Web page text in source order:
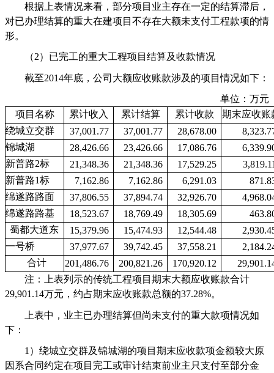
根据上表情况来看，部分项目业主存在一定的结算滞后，
对已办理结算的重大在建项目不存在大额未支付工程款项的情
形。
（2）已完工的重大工程项目结算及收款情况
截至2014年底，公司大额应收账款涉及的项目情况如下：
单位：万元
项目名称
累计收入 累计结算 累计收款
期末应收账
绕城立交群
37,001.77 37,001.77 28,678.00
锦城湖
28,426.66 23,426.66 17,086.76
新普路2标 21,348.36 21,348.36 17,529.25
新普路1标 7,162.86 7,162.86 6,291.03
绵遂路路面
37,806.55 37,894.74 32,926.70
绵遂路路基
18,523.67 18,769.49 18,305.69
蜀都大道东
15,379.96 15,474.93 12,544.48
一号桥
37,977.67 39,742.45 37,558.21
合计
201,486.76 200,821.26 170,920.12
注：上表列示的传统工程项目期末大额应收账款合计
29,901.14万元，约占期末应收账款总额的37.28%。
上表中，业主已办理结算但尚未支付的重大款项情况如
下：
1 ）绕城立交群及锦城湖的项目期末应收款项金额较大原
因系合同约定在项目完工或审计结束前业主只支付至部分金